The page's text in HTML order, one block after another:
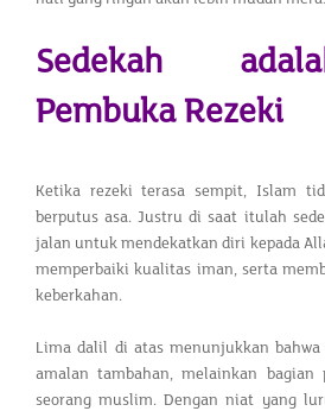
Sedekah
Pembuka Rezeki
Ketika rezeki terasa sempit, Islam
berputus asa. Justru di saat itulah
jalan untuk mendekatkan diri kepada
memperbaiki kualitas iman, serta
keberkahan.
Lima dalil di atas menunjukkan bahwa
amalan tambahan, melainkan bagian
seorang muslim. Dengan niat yang